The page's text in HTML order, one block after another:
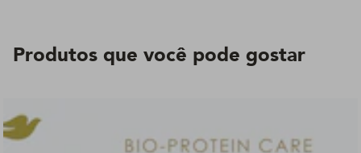
Produtos que você pode gostar